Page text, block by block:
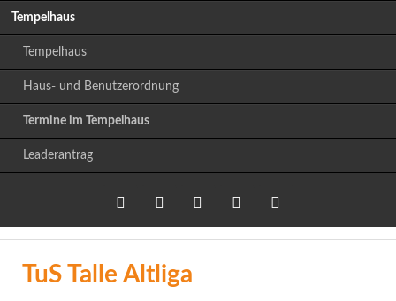
Tempelhaus
Tempelhaus
Haus- und Benutzerordnung
Termine im Tempelhaus
Leaderantrag
TwitterLinkedIn
TuS Talle Altliga